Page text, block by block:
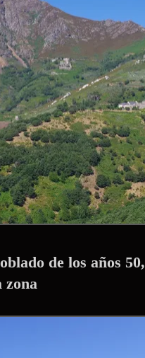
de los años
zona